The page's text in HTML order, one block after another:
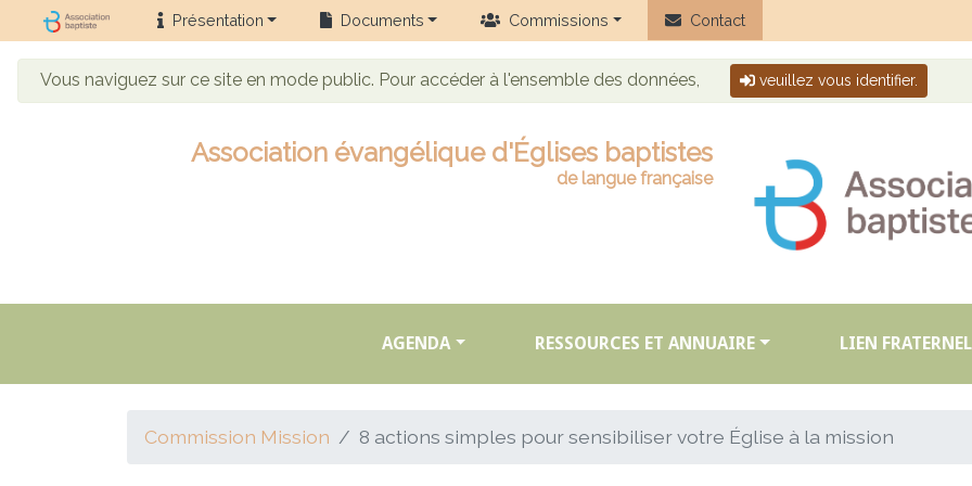
Présentation Documents Commissions Contact
Vous naviguez sur ce site en mode public. Pour accéder à l'ensemble des données, veuillez vous identifier.
Association évangélique d'Églises baptistes
de langue française
AGENDA RESSOURCES ET ANNUAIRE LIEN FRATERNEL
Commission Mission 8 actions simples pour sensibiliser votre Église à la mission